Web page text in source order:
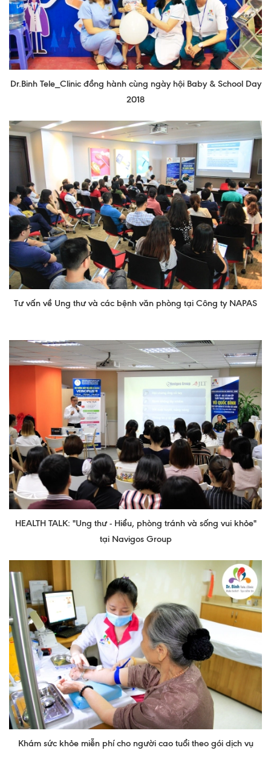
Dr.Binh Tele_Clinic đồng hành cùng ngày hội Baby & School Day
2018
Tư vấn về Ung thư và các bệnh văn phòng tại Công ty NAPAS
HEALTH TALK: "Ung thư - Hiểu, phòng tránh và sống vui khỏe"
tại Navigos Group
Khám sức khỏe miễn phí cho người cao tuổi theo gói dịch vụ